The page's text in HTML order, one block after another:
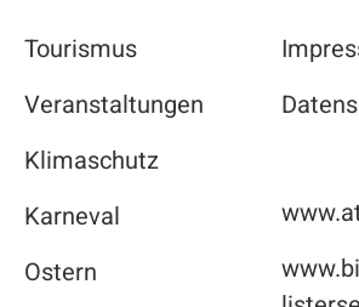
Tourismus
Veranstaltungen
Klimaschutz
Karneval
Ostern